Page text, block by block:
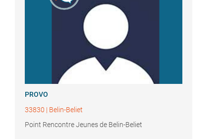
PROVO
33830 | Belin-Beliet
Point Rencontre Jeunes de Belin-Beliet